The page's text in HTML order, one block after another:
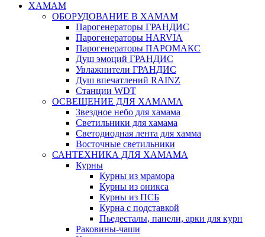
ХАМАМ
ОБОРУДОВАНИЕ В ХАМАМ
Парогенераторы ГРАНДИС
Парогенераторы HARVIA
Парогенераторы ПАРОМАКС
Душ эмоций ГРАНДИС
Увлажнители ГРАНДИС
Душ впечатлений RAINZ
Станции WDT
ОСВЕЩЕНИЕ ДЛЯ ХАМАМА
Звездное небо для хамама
Светильники для хамама
Светодиодная лента для хамма
Восточные светильники
САНТЕХНИКА ДЛЯ ХАМАМА
Курны
Курны из мрамора
Курны из оникса
Курны из ПСБ
Курна с подставкой
Пьедесталы, панели, арки для курн
Раковины-чаши